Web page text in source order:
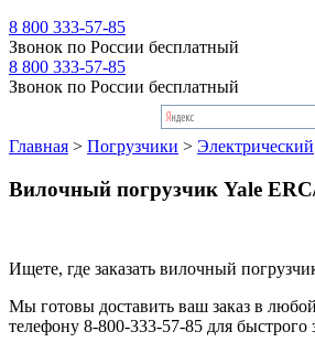
8 800 333-57-85
Звонок по России бесплатный
8 800 333-57-85
Звонок по России бесплатный
Главная > Погрузчики > Электрический
Вилочный погрузчик Yale
Ищете, где заказать вилочный
Мы готовы доставить ваш заказ в
телефону 8-800-333-57-85 для быстрого